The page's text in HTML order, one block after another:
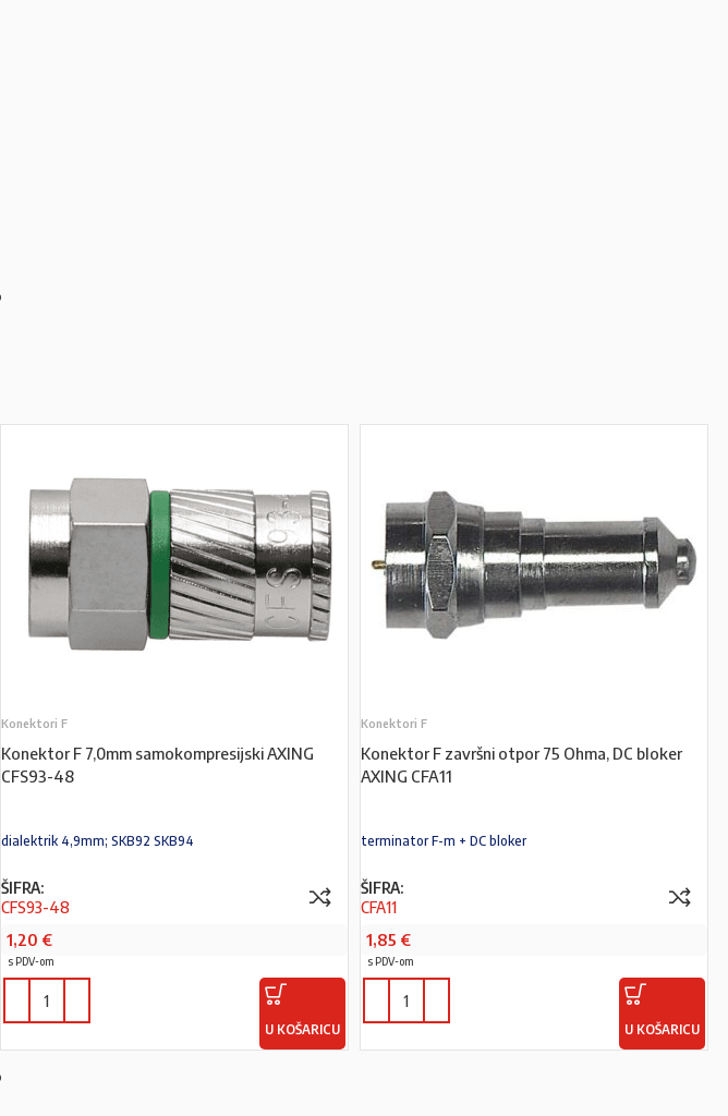
Konektori F
Konektor F 7,0mm samokompresijski AXING
CFS93-48
dialektrik 4,9mm; SKB92 SKB94
ŠIFRA:
CFS93-48
1,20 €
s PDV-om
U KOŠARICU
Konektori F
Konektor F završni otpor 75 Ohma, DC bloker
AXING CFA11
terminator F-m + DC bloker
ŠIFRA:
CFA11
1,85 €
s PDV-om
U KOŠARICU